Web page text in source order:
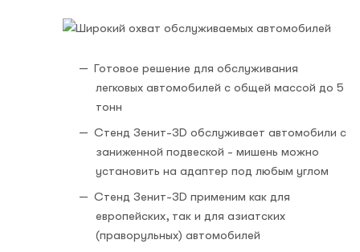
Готовое решение для обслуживания
легковых автомобилей с общей массой до 5
тонн
Стенд Зенит-3D обслуживает автомобили с
заниженной подвеской - мишень можно
установить на адаптер под любым углом
Стенд Зенит-3D применим как для
европейских, так и для азиатских
(праворульных) автомобилей